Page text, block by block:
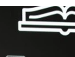
Burdur